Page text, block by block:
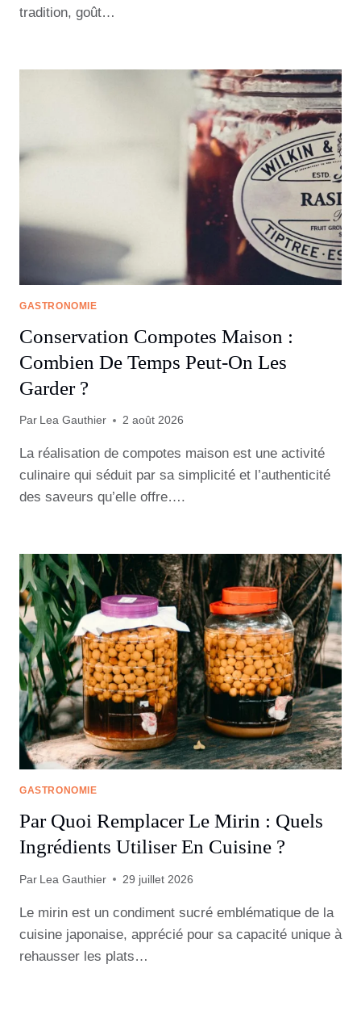
tradition, goût…
GASTRONOMIE
Conservation Compotes Maison :
Combien De Temps Peut-On Les
Garder ?
Par Lea Gauthier 2 août 2026
La réalisation de compotes maison est une activité
culinaire qui séduit par sa simplicité et l’authenticité
des saveurs qu’elle offre….
GASTRONOMIE
Par Quoi Remplacer Le Mirin : Quels
Ingrédients Utiliser En Cuisine ?
Par Lea Gauthier 29 juillet 2026
Le mirin est un condiment sucré emblématique de la
cuisine japonaise, apprécié pour sa capacité unique à
rehausser les plats…